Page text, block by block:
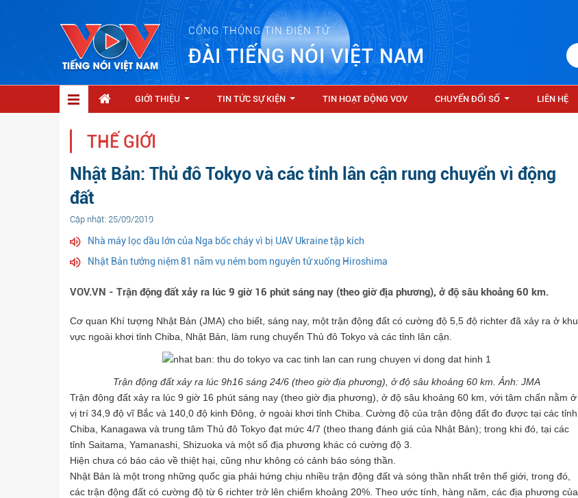
CỔNG THÔNG TIN ĐIỆN TỬ
ĐÀI TIẾNG NÓI VIỆT NAM
GIỚI THIỆU TIN TỨC SỰ KIỆN TIN HOẠT ĐỘNG VOV CHUYỂN ĐỔI SỐ LIÊN HỆ
THẾ GIỚI
Nhật Bản: Thủ đô Tokyo và các tỉnh lân cận rung chuyển vì động
đất
Cập nhật: 25/09/2019
Nhà máy lọc dầu lớn của Nga bốc cháy vì bị UAV Ukraine tập kích
Nhật Bản tưởng niệm 81 năm vụ ném bom nguyên tử xuống Hiroshima
VOV.VN - Trận động đất xảy ra lúc 9 giờ 16 phút sáng nay (theo giờ địa phương), ở độ sâu khoảng 60 km.
Cơ quan Khí tượng Nhật Bản (JMA) cho biết, sáng nay, một trận động đất có cường độ 5,5 độ richter đã xảy ra ở khu
vực ngoài khơi tỉnh Chiba, Nhật Bản, làm rung chuyển Thủ đô Tokyo và các tỉnh lân cận.
Trận động đất xảy ra lúc 9h16 sáng 24/6 (theo giờ địa phương), ở độ sâu khoảng 60 km. Ảnh: JMA
Trận động đất xảy ra lúc 9 giờ 16 phút sáng nay (theo giờ địa phương), ở độ sâu khoảng 60 km, với tâm chấn nằm ở
vị trí 34,9 độ vĩ Bắc và 140,0 độ kinh Đông, ở ngoài khơi tỉnh Chiba. Cường độ của trận động đất đo được tại các tỉnh
Chiba, Kanagawa và trung tâm Thủ đô Tokyo đạt mức 4/7 (theo thang đánh giá của Nhật Bản); trong khi đó, tại các
tỉnh Saitama, Yamanashi, Shizuoka và một số địa phương khác có cường độ 3.
Hiện chưa có báo cáo về thiệt hại, cũng như không có cảnh báo sóng thần.
Nhật Bản là một trong những quốc gia phải hứng chịu nhiều trận động đất và sóng thần nhất trên thế giới, trong đó,
các trận động đất có cường độ từ 6 richter trở lên chiếm khoảng 20%. Theo ước tính, hàng năm, các địa phương của